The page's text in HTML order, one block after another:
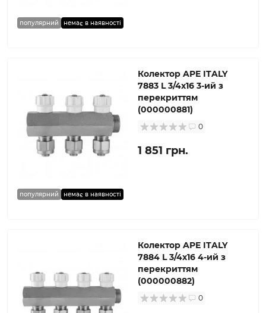
популярний немає в наявності
популярний немає в наявності
Колектор APE ITALY
7883 L 3/4х16 3-ий з
перекриттям
(000000881)
0
1 851 грн.
Колектор APE ITALY
7884 L 3/4х16 4-ий з
перекриттям
(000000882)
0